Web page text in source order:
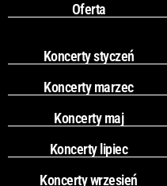
Oferta
Koncerty styczeń
Koncerty marzec
Koncerty maj
Koncerty lipiec
Koncerty wrzesień